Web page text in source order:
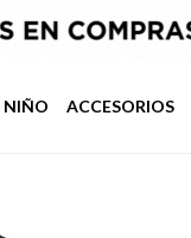
NIÑO ACCESORIOS